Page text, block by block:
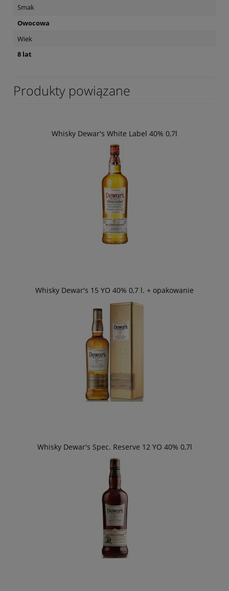
Smak
Owocowa
Wiek
8 lat
Produkty powiązane
Whisky Dewar's White Label 40% 0,7l
Whisky Dewar's 15 YO 40% 0,7 l. + opakowanie
Whisky Dewar's Spec. Reserve 12 YO 40% 0,7l